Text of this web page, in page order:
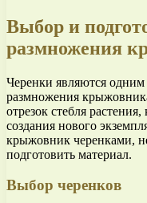
Выбор и
размножения
Черенки являются
размножения
отрезок стебля
создания нового
крыжовник черенками,
подготовить материал.
Выбор черенков